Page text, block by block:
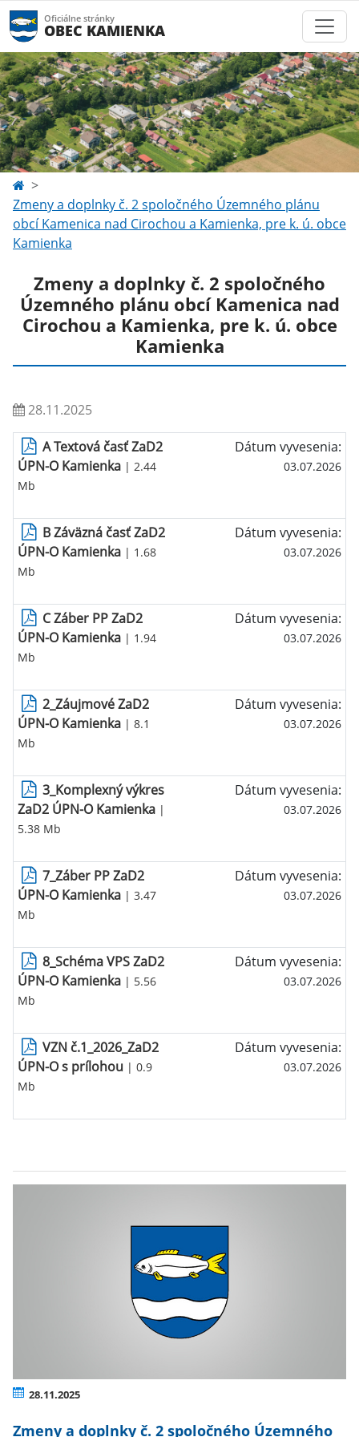
Oficiálne stránky
OBEC KAMIENKA
Zmeny a doplnky č. 2 spoločného Územného plánu
obcí Kamenica nad Cirochou a Kamienka, pre k. ú. obce
Kamienka
Zmeny a doplnky č. 2 spoločného
Územného plánu obcí Kamenica nad
Cirochou a Kamienka, pre k. ú. obce
Kamienka
28.11.2025
A Textová časť ZaD2
ÚPN-O Kamienka | 2.44
Mb
Dátum vyvesenia:
03.07.2026
B Záväzná časť ZaD2
ÚPN-O Kamienka | 1.68
Mb
Dátum vyvesenia:
03.07.2026
C Záber PP ZaD2
ÚPN-O Kamienka | 1.94
Mb
Dátum vyvesenia:
03.07.2026
2_Záujmové ZaD2
ÚPN-O Kamienka | 8.1
Mb
Dátum vyvesenia:
03.07.2026
3_Komplexný výkres
ZaD2 ÚPN-O Kamienka |
5.38 Mb
Dátum vyvesenia:
03.07.2026
7_Záber PP ZaD2
ÚPN-O Kamienka | 3.47
Mb
Dátum vyvesenia:
03.07.2026
8_Schéma VPS ZaD2
ÚPN-O Kamienka | 5.56
Mb
Dátum vyvesenia:
03.07.2026
VZN č.1_2026_ZaD2
ÚPN-O s prílohou | 0.9
Mb
Dátum vyvesenia:
03.07.2026
28.11.2025
Zmeny a doplnky č. 2 spoločného Územného